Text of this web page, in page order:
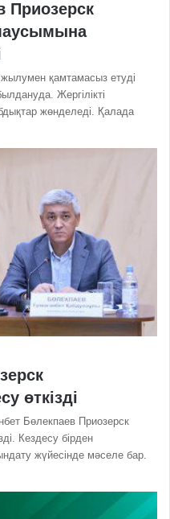
Приозерск
қамтамасыз етуді
Жергілікті
жөнделеді. Қалада
өткізді
Бөлекпаев Приозерск
Кездесу бірден
жүйесінде мәселе бар.